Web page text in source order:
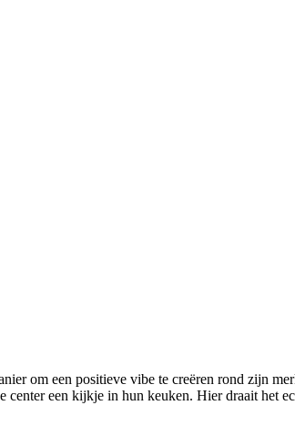
om een positieve vibe te creëren rond zijn
een kijkje in hun keuken. Hier draait het